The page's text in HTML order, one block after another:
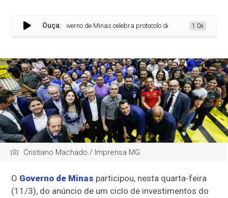
Ouça:
Governo de Minas celebra protocolo de investimento de R$ 1
1.0x
Cristiano Machado / Imprensa MG
O Governo de Minas participou, nesta quarta-feira
(11/3), do anúncio de um ciclo de investimentos do